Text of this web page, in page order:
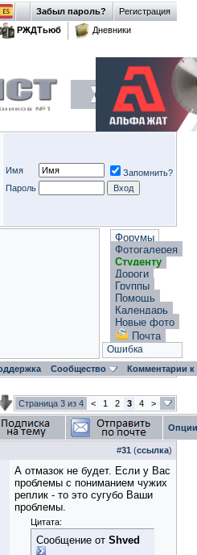
Регистрация
Забыл пароль?
РЖДТьюб
Дневники
Имя
Запомнить?
Пароль
Форумы
Фотогалерея
Студенту
Дороги
Группы
Помощь
Календарь
Новые фото
Почта
Ошибка
Сообщество Комментарии
Страница 3 из 4 < 1 2 3 4 >
#31 (ссылка)
А отмазок не будет. Если у Вас
проблемы с пониманием чужих
реплик - то это сугубо Ваши
проблемы.
Цитата:
Сообщение от Shved